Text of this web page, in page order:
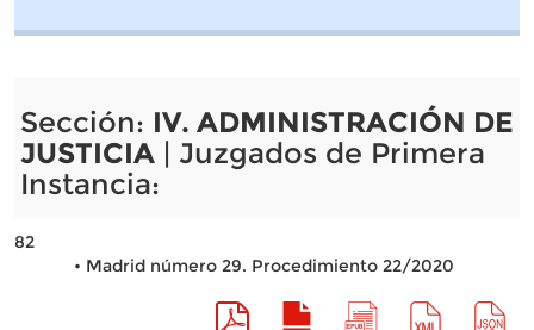
Sección: IV. ADMINISTRACIÓN DE
JUSTICIA| Juzgados de Primera
Instancia:
82
• Madrid número 29. Procedimiento 22/2020